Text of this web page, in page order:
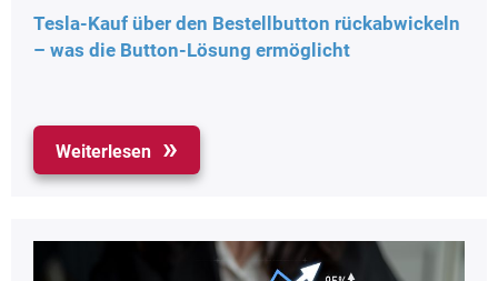
Tesla-Kauf über den Bestellbutton rückabwickeln
– was die Button-Lösung ermöglicht
Weiterlesen